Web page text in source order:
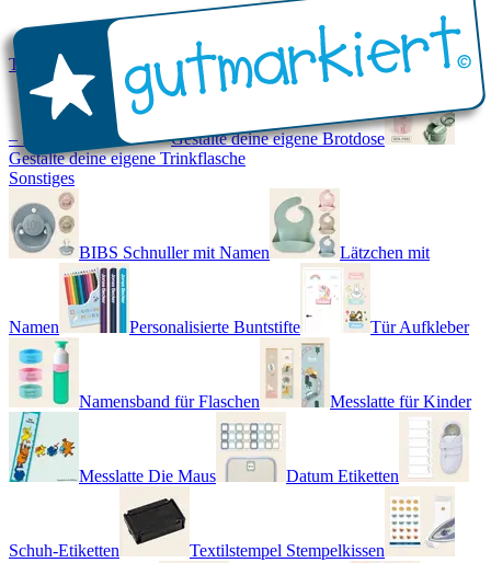
Trinkflasche mit Name - Real World Brotdose mit Namen
– Real World
Gestalte deine eigene Brotdose
Gestalte deine eigene Trinkflasche
Sonstiges
BIBS Schnuller mit Namen Lätzchen mit
Namen Personalisierte Buntstifte Tür Aufkleber
Namensband für Flaschen Messlatte für Kinder
Messlatte Die Maus Datum Etiketten
Schuh-Etiketten Textilstempel Stempelkissen